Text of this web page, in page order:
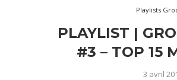
Playlists
PLAYLIST |
#3 – TOP 15
3 avril